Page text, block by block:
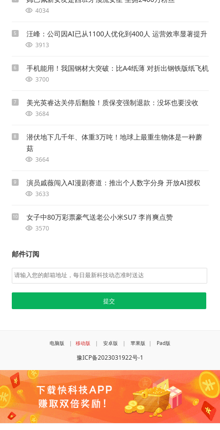
4034
5 汪峰：公司因AI已从1100人优化到400人 运营效率显著提升
3913
6 手机能用！我国钢材大突破：比A4纸薄 对折出钢铁版纸飞机
3700
7 美光英睿达关停后翻脸！质保变强制退款：没坏也要没收
3684
8
潜伏地下几千年、体重3万吨！地球上最重生物体是一种蘑
菇
3664
9 演员戚薇闯入AI漫剧赛道：推出个人数字分身 开放AI授权
3633
10 女子中80万彩票豪气送老公小米SU7 李肖爽点赞
3570
邮件订阅
电脑版 | 移动版 | 安卓版 | 苹果版 | Pad版
豫ICP备2023031922号-1